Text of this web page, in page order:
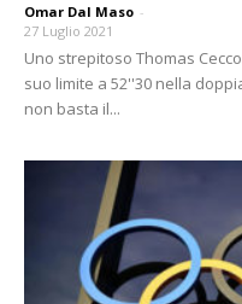
Omar Dal Maso -
27 Luglio 2021
Uno strepitoso Thomas
suo limite a 52''30 nella
non basta il...